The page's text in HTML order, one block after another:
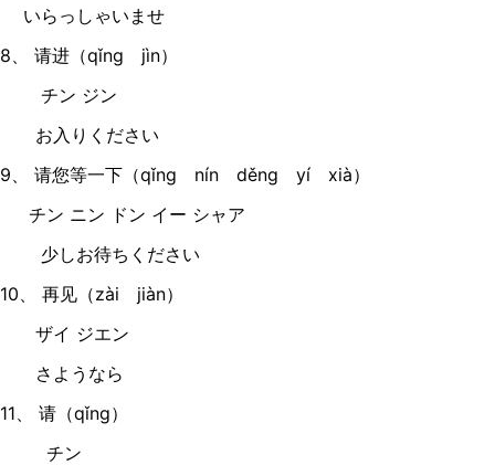
いらっしゃいませ
8、 请进（qǐng jìn）
チン ジン
お入りください
9、 请您等一下（qǐng nín děng yí xià）
チン ニン ドン イー シャア
少しお待ちください
10、 再见（zài jiàn）
ザイ ジエン
さようなら
11、 请（qǐng）
チン